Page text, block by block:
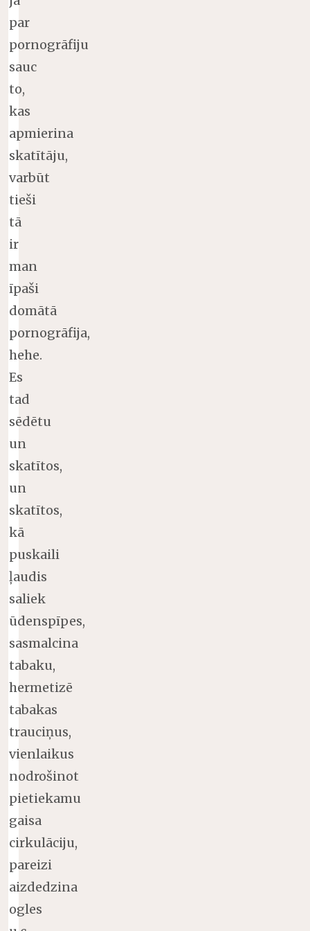
par
pornogrāfiju
sauc
to,
kas
apmierina
skatītāju,
varbūt
tieši
tā
ir
man
īpaši
domātā
pornogrāfija,
hehe.
Es
tad
sēdētu
un
skatītos,
un
skatītos,
kā
puskaili
ļaudis
saliek
ūdenspīpes,
sasmalcina
tabaku,
hermetizē
tabakas
trauciņus,
vienlaikus
nodrošinot
pietiekamu
gaisa
cirkulāciju,
pareizi
aizdedzina
ogles